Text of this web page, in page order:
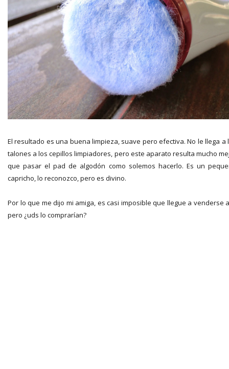
El resultado es una buena limpieza, suave pero efectiva. No le llega a
talones a los cepillos limpiadores, pero este aparato resulta mucho
que pasar el pad de algodón como solemos hacerlo. Es un
capricho, lo reconozco, pero es divino.
Por lo que me dijo mi amiga, es casi imposible que llegue a venderse
pero ¿uds lo comprarían?